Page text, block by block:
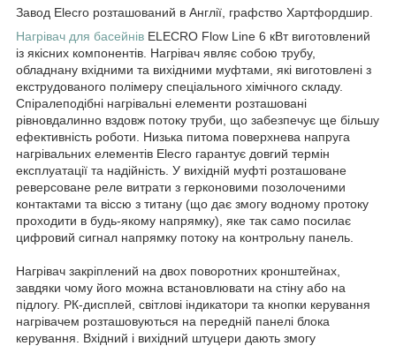
Завод Elecro розташований в Англії, графство Хартфордшир.
Нагрівач для басейнів ELECRO Flow Line 6 кВт виготовлений
із якісних компонентів. Нагрівач являє собою трубу,
обладнану вхідними та вихідними муфтами, які виготовлені з
екструдованого полімеру спеціального хімічного складу.
Спіралеподібні нагрівальні елементи розташовані
рівновдалинно вздовж потоку труби, що забезпечує ще більшу
ефективність роботи. Низька питома поверхнева напруга
нагрівальних елементів Elecro гарантує довгий термін
експлуатації та надійність. У вихідній муфті розташоване
реверсоване реле витрати з герконовими позолоченими
контактами та віссю з титану (що дає змогу водному протоку
проходити в будь-якому напрямку), яке так само посилає
цифровий сигнал напрямку потоку на контрольну панель.
Нагрівач закріплений на двох поворотних кронштейнах,
завдяки чому його можна встановлювати на стіну або на
підлогу. РК-дисплей, світлові індикатори та кнопки керування
нагрівачем розташовуються на передній панелі блока
керування. Вхідний і вихідний штуцери дають змогу